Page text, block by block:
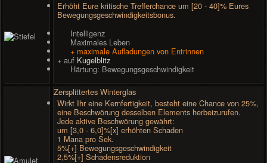
Erhöht Eure kritische Trefferchance um [20 - 40]% Eures
Bewegungsgeschwindigkeitsbonus.
Intelligenz
Maximales Leben
+ maximale Aufladungen von Entrinnen
+ auf Kugelblitz
Härtung: Bewegungsgeschwindigkeit
Zersplittertes Winterglas
Wirkt Ihr eine Kernfertigkeit, besteht eine Chance von 25%,
eine Beschwörung desselben Elements herbeizurufen.
Jede aktive Beschwörung gewährt:
um [3,0 - 6,0]%[x] erhöhten Schaden
1 Mana pro Sek.
5%[+] Bewegungsgeschwindigkeit
2,5%[+] Schadensreduktion